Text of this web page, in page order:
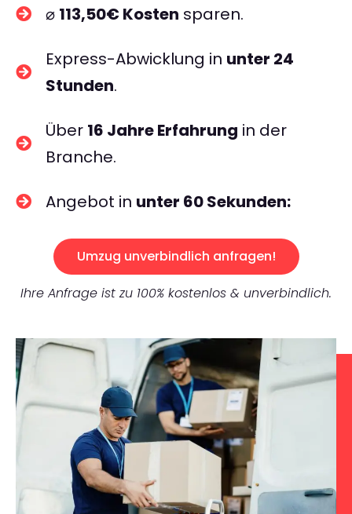
⌀ 113,50€ Kosten sparen.
Express-Abwicklung in unter 24
Stunden.
Über 16 Jahre Erfahrung in der
Branche.
Angebot in unter 60 Sekunden:
Umzug unverbindlich anfragen!
Ihre Anfrage ist zu 100% kostenlos & unverbindlich.